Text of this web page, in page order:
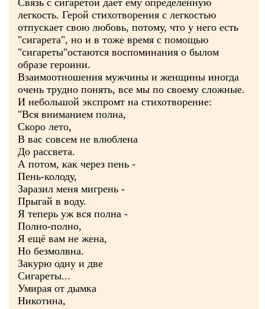
Связь с сигаретой дает ему определённую
легкость. Герой стихотворения с легкостью
отпускает свою любовь, потому, что у него есть
"сигарета", но и в тоже время с помощью
"сигареты"остаются воспоминания о былом
образе героини.
Взаимоотношения мужчины и женщины иногда
очень трудно понять, все мы по своему сложные.
И небольшой экспромт на стихотворение:
"Вся вниманием полна,
Скоро лето,
В вас совсем не влюблена
До рассвета.
А потом, как через пень -
Пень-колоду,
Заразил меня мигрень -
Прыгай в воду.
Я теперь уж вся полна -
Полно-полно,
Я ещё вам не жена,
Но безмолвна.
Закурю одну и две
Сигареты...
Умирая от дымка
Никотина,